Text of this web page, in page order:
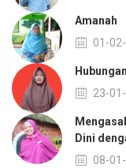
Amanah
01-
23-
Dini
08-